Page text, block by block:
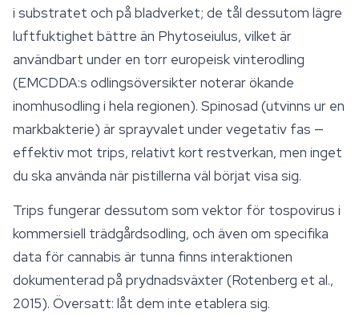
i substratet och på bladverket; de tål dessutom lägre
luftfuktighet bättre än Phytoseiulus, vilket är
användbart under en torr europeisk vinterodling
(EMCDDA:s odlingsöversikter noterar ökande
inomhusodling i hela regionen). Spinosad (utvinns ur en
markbakterie) är sprayvalet under vegetativ fas —
effektiv mot trips, relativt kort restverkan, men inget
du ska använda när pistillerna väl börjat visa sig.
Trips fungerar dessutom som vektor för tospovirus i
kommersiell trädgårdsodling, och även om specifika
data för cannabis är tunna finns interaktionen
dokumenterad på prydnadsväxter (Rotenberg et al.,
2015). Översatt: låt dem inte etablera sig.